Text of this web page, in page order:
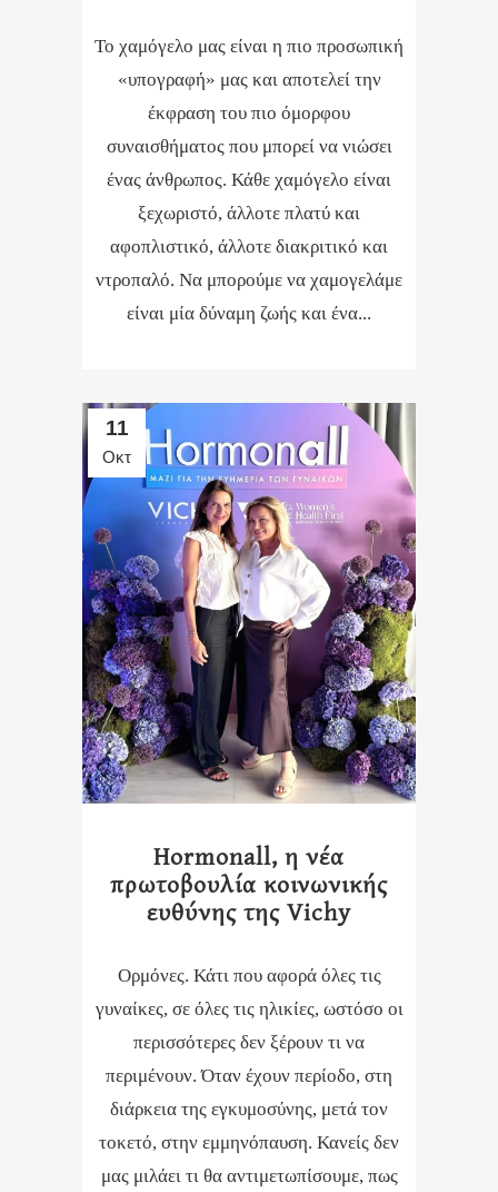
Το χαμόγελο μας είναι η πιο προσωπική
«υπογραφή» μας και αποτελεί την
έκφραση του πιο όμορφου
συναισθήματος που μπορεί να νιώσει
ένας άνθρωπος. Κάθε χαμόγελο είναι
ξεχωριστό, άλλοτε πλατύ και
αφοπλιστικό, άλλοτε διακριτικό και
ντροπαλό. Να μπορούμε να χαμογελάμε
είναι μία δύναμη ζωής και ένα...
11
Οκτ
Hormonall, η νέα
πρωτοβουλία κοινωνικής
ευθύνης της Vichy
Ορμόνες. Κάτι που αφορά όλες τις
γυναίκες, σε όλες τις ηλικίες, ωστόσο οι
περισσότερες δεν ξέρουν τι να
περιμένουν. Όταν έχουν περίοδο, στη
διάρκεια της εγκυμοσύνης, μετά τον
τοκετό, στην εμμηνόπαυση. Κανείς δεν
μας μιλάει τι θα αντιμετωπίσουμε, πως